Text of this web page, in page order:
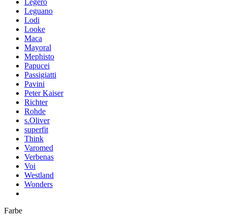
Legero
Leguano
Lodi
Looke
Maca
Mayoral
Mephisto
Papucei
Passigiatti
Pavini
Peter Kaiser
Richter
Rohde
s.Oliver
superfit
Think
Varomed
Verbenas
Voi
Westland
Wonders
Farbe